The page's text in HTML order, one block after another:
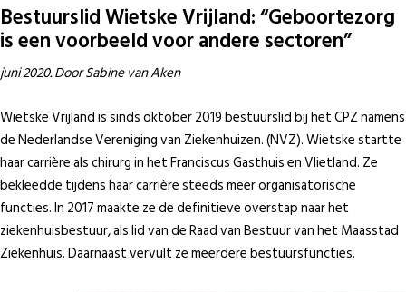
Bestuurslid Wietske Vrijland: “Geboortezorg
is een voorbeeld voor andere sectoren”
juni 2020. Door Sabine van Aken
Wietske Vrijland is sinds oktober 2019 bestuurslid bij het CPZ namens
de Nederlandse Vereniging van Ziekenhuizen. (NVZ). Wietske startte
haar carrière als chirurg in het Franciscus Gasthuis en Vlietland. Ze
bekleedde tijdens haar carrière steeds meer organisatorische
functies. In 2017 maakte ze de definitieve overstap naar het
ziekenhuisbestuur, als lid van de Raad van Bestuur van het Maasstad
Ziekenhuis. Daarnaast vervult ze meerdere bestuursfuncties.